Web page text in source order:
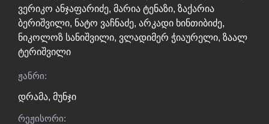
ვერიკო ანჯაფარიძე, მარია ტენაზი, ზაქარია
ბერიშვილი, ნატო ვაჩნაძე, არკადი ხინთიბიძე,
ნიკოლოზ სანიშვილი, ვლადიმერ ჭიაურელი, ზაალ
ტერიშვილი
ჟანრი:
დრამა, მუნჯი
რეჟისორი: